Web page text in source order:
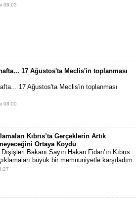
08:03
17 Ağustos'ta Meclis'in toplanması
17 Ağustos'ta Meclis'in toplanması
08:00
Kıbrıs’ta Gerçeklerin Artık
Ortaya Koydu
Bakanı Sayın Hakan Fidan’ın Kıbrıs
büyük bir memnuniyetle karşıladım.